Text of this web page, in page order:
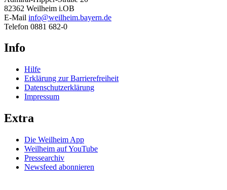
82362 Weilheim i.OB
E-Mail info@weilheim.bayern.de
Telefon 0881 682-0
Info
Hilfe
Erklärung zur Barrierefreiheit
Datenschutzerklärung
Impressum
Extra
Die Weilheim App
Weilheim auf YouTube
Pressearchiv
Newsfeed abonnieren